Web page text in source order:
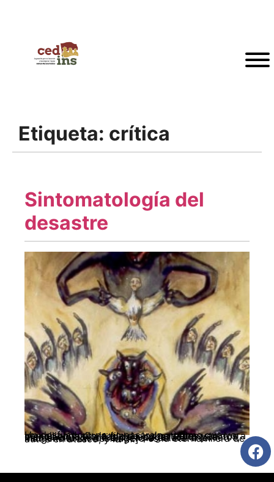
Etiqueta: crítica
Sintomatología del
desastre
Un desfiladero no es pasarela, ni tiene que ver con silicona. Es la fila de los notables venidos a menos en las tareas del ocultamiento y la disociación, y la fila para pagar los impuestos, hecho rotundo de diligencia estatal a la indigencia. Un desfiladero es la eterna hilera de autos en atasco, y la […]